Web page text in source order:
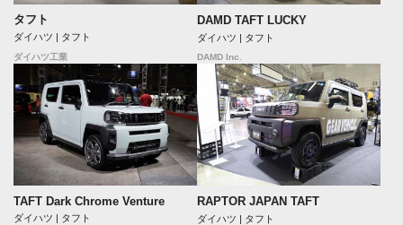
タフト
ダイハツ | タフト
ダイハツ工業
DAMD TAFT LUCKY
ダイハツ | タフト
DAMD Inc.
TAFT Dark Chrome Venture
ダイハツ | タフト
RAPTOR JAPAN TAFT
ダイハツ | タフト